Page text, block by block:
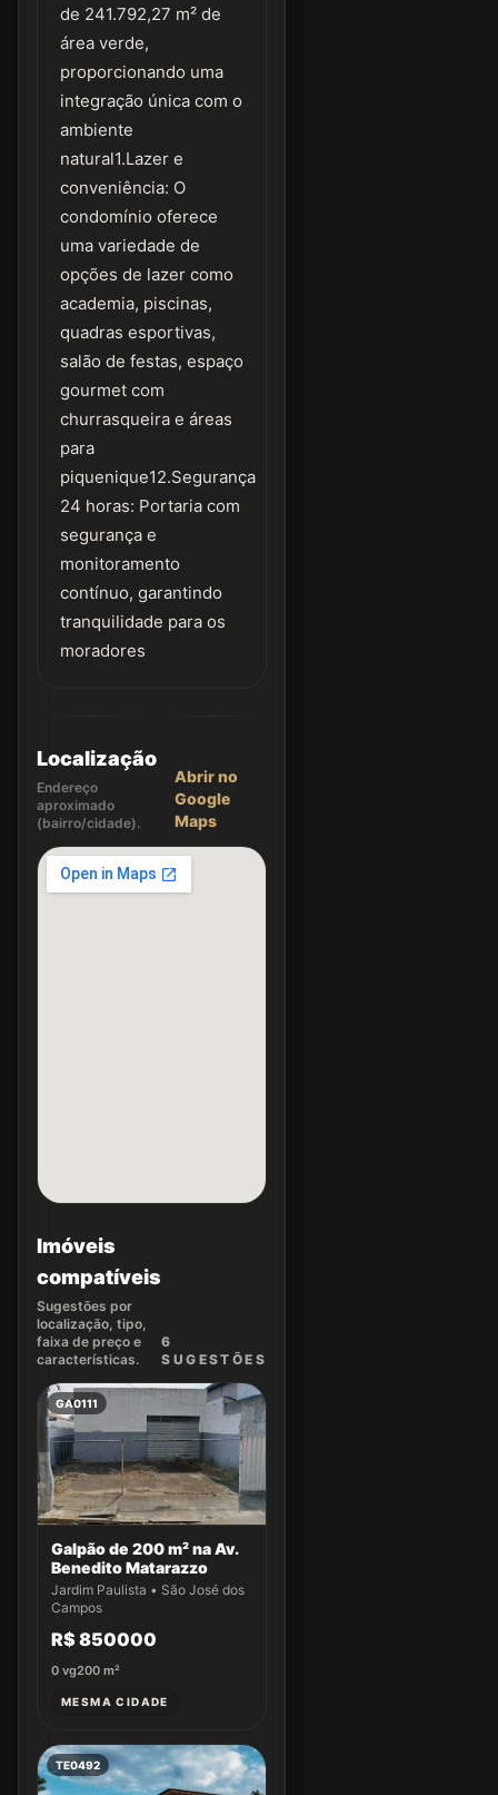
de 241.792,27 m² de
área verde,
proporcionando uma
integração única com o
ambiente
natural1.Lazer e
conveniência: O
condomínio oferece
uma variedade de
opções de lazer como
academia, piscinas,
quadras esportivas,
salão de festas, espaço
gourmet com
churrasqueira e áreas
para
piquenique12.Segurança
24 horas: Portaria com
segurança e
monitoramento
contínuo, garantindo
tranquilidade para os
moradores
Localização
Endereço
aproximado
(bairro/cidade).
Abrir no
Google
Maps
Imóveis
compatíveis
Sugestões por
localização, tipo,
faixa de preço e
características.
6
SUGEST ÕES
GA0111
Galpão de 200 m² na Av.
Benedito Matarazzo
Jardim Paulista • São José dos
Campos
R$ 850000
0 vg200 m²
MESMA CIDADE
TE0492